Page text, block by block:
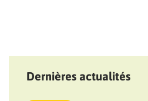
Dernières actualités